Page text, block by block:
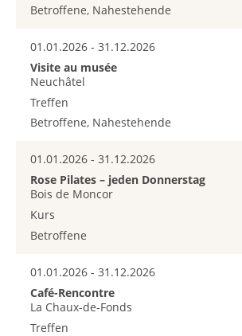
Betroffene, Nahestehende
01.01.2026 - 31.12.2026
Visite au musée
Neuchâtel
Treffen
Betroffene, Nahestehende
01.01.2026 - 31.12.2026
Rose Pilates – jeden Donnerstag
Bois de Moncor
Kurs
Betroffene
01.01.2026 - 31.12.2026
Café-Rencontre
La Chaux-de-Fonds
Treffen